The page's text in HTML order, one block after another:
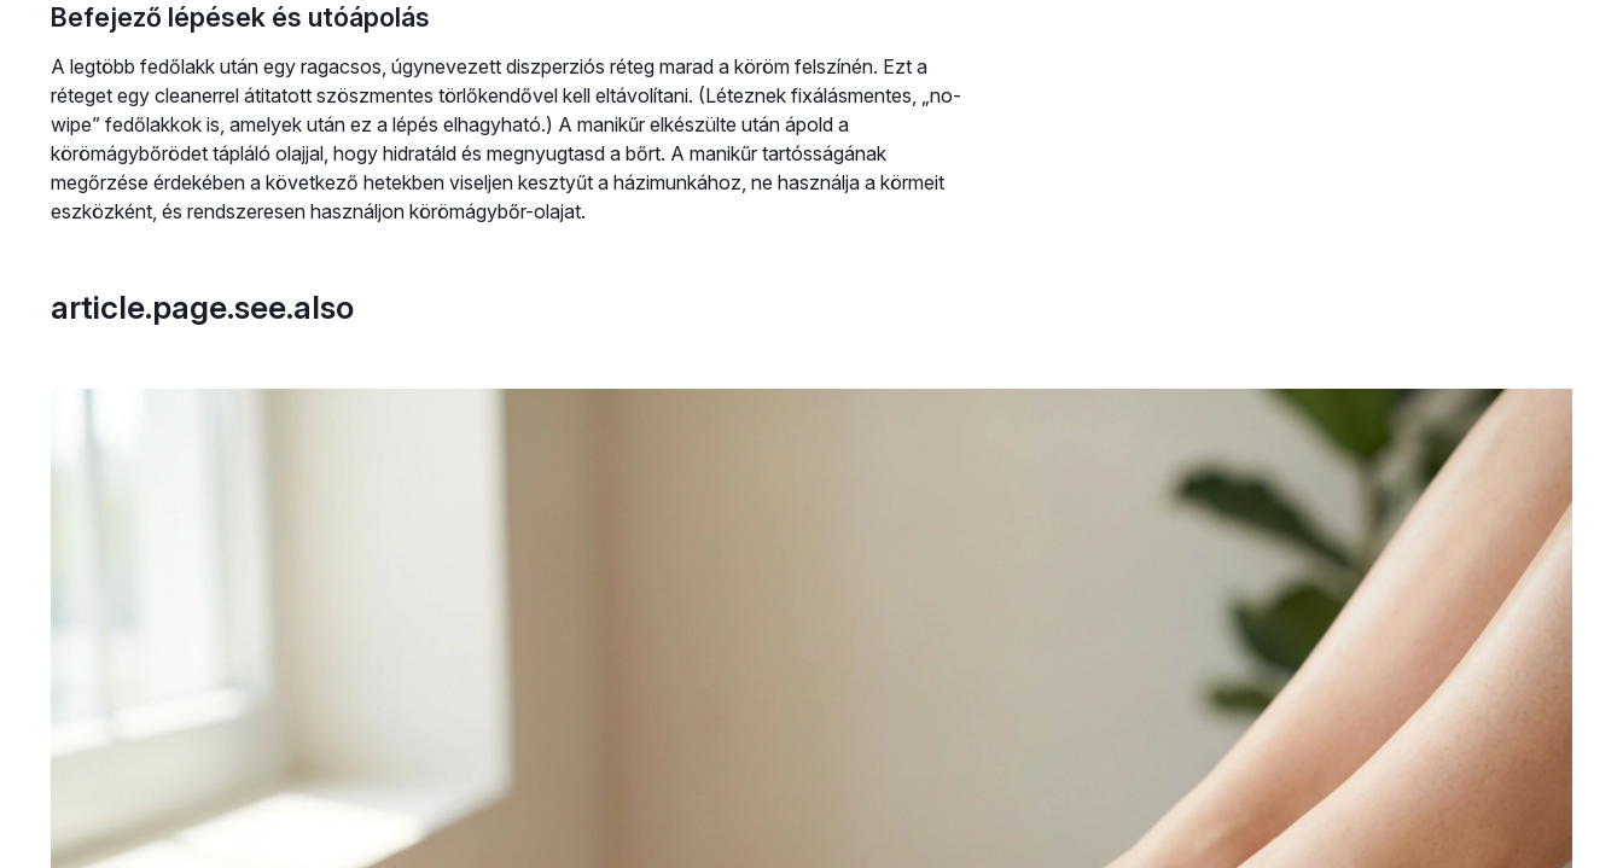
Befejező lépések és utóápolás
A legtöbb fedőlakk után egy ragacsos, úgynevezett diszperziós réteg marad a köröm felszínén. Ezt a
réteget egy cleanerrel átitatott szöszmentes törlőkendővel kell eltávolítani. (Léteznek fixálásmentes, „no-
wipe” fedőlakkok is, amelyek után ez a lépés elhagyható.) A manikűr elkészülte után ápold a
körömágybőrödet tápláló olajjal, hogy hidratáld és megnyugtasd a bőrt. A manikűr tartósságának
megőrzése érdekében a következő hetekben viseljen kesztyűt a házimunkához, ne használja a körmeit
eszközként, és rendszeresen használjon körömágybőr-olajat.
article.page.see.also